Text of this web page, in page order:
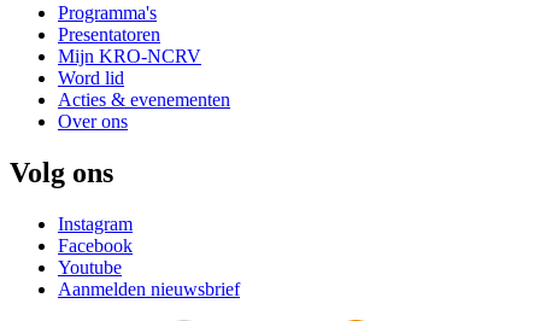
Programma's
Presentatoren
Mijn KRO-NCRV
Word lid
Acties & evenementen
Over ons
Volg ons
Instagram
Facebook
Youtube
Aanmelden nieuwsbrief